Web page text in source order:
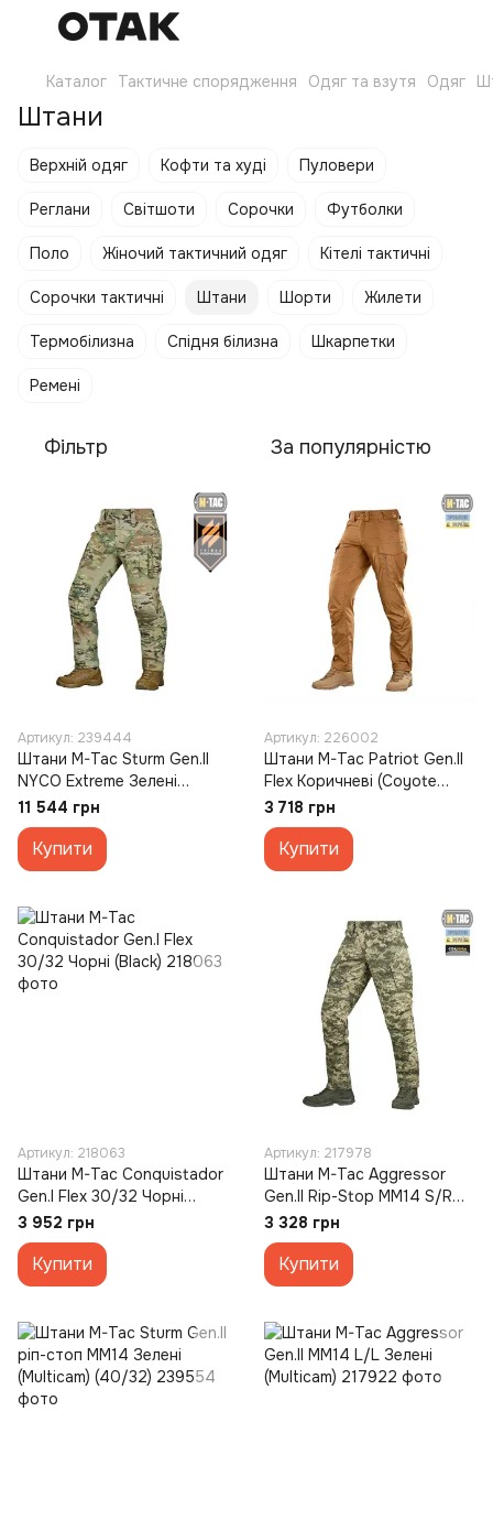
Каталог Тактичне спорядження Одяг та взутя Одяг
Штани
Верхній одяг Кофти та худі Пуловери
Реглани Світшоти Сорочки Футболки
Поло Жіночий тактичний одяг Кітелі тактичні
Сорочки тактичні Штани Шорти Жилети
Термобілизна Спідня білизна Шкарпетки
Ремені
Фільтр За популярністю
Артикул: 239444
Штани M-Tac Sturm Gen.II
NYCO Extreme Зелені
(Multicam) (30/36)
11 544 грн
Купити
Артикул: 226002
Штани M-Tac Patriot Gen.II
Flex Коричневі (Coyote
Brown) (32/30)
3 718 грн
Купити
Артикул: 218063
Штани M-Tac Conquistador
Gen.I Flex 30/32 Чорні
(Black)
3 952 грн
Купити
Артикул: 217978
Штани M-Tac Aggressor
Gen.II Rip-Stop MM14 S/R
Зелені (Multicam)
3 328 грн
Купити